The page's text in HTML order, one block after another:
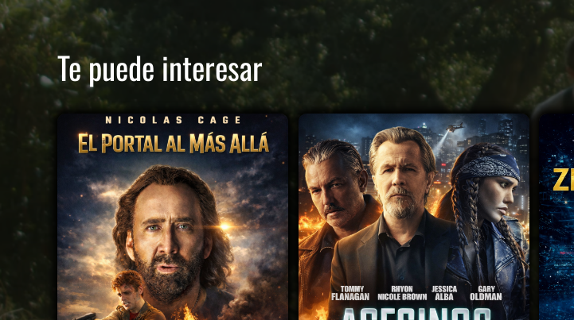
Te puede interesar